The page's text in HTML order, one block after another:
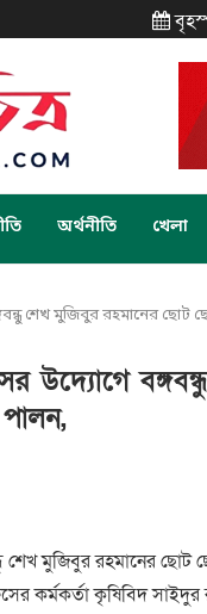
অর্থনীতি খেলা
শেখ মুজিবুর রহমানের ছোট
উদ্যোগে
শেখ মুজিবুর রহমানের ছোট
কর্মকর্তা কৃষিবিদ